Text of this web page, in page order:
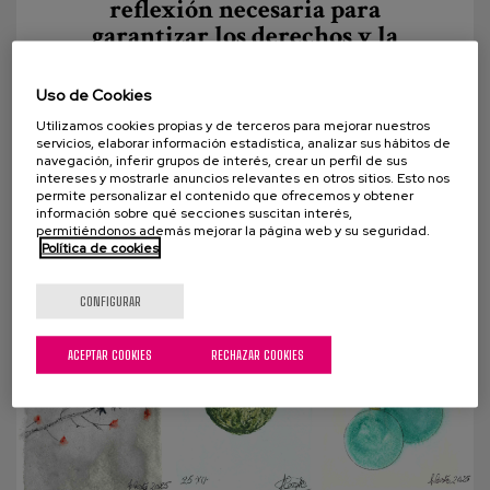
reflexión necesaria para
garantizar los derechos y la
En los entornos de cuidados, acompañar a una
persona significa proteger su bienestar, su
seguridad y su salud. Pero cuidar va más allá de
evitar...
Uso de Cookies
Utilizamos cookies propias y de terceros para mejorar nuestros
servicios, elaborar información estadística, analizar sus hábitos de
navegación, inferir grupos de interés, crear un perfil de sus
intereses y mostrarle anuncios relevantes en otros sitios. Esto nos
permite personalizar el contenido que ofrecemos y obtener
información sobre qué secciones suscitan interés,
permitiéndonos además mejorar la página web y su seguridad.
Política de cookies
CONFIGURAR
RECHAZAR COOKIES
ACEPTAR COOKIES